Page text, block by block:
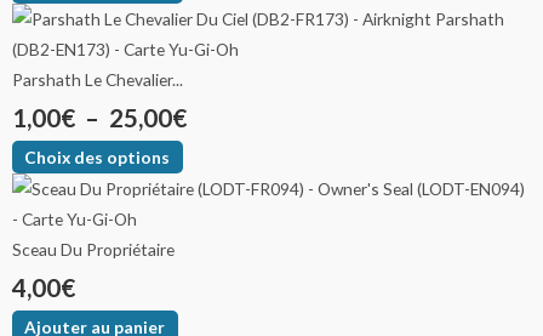
Parshath Le Chevalier...
1,00€ – 25,00€
Choix des options
Sceau Du Propriétaire
4,00€
Ajouter au panier